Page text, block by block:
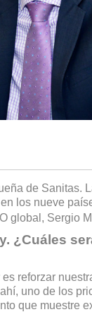
de Sanitas.
los nueve
global, Sergio
¿Cuáles
reforzar
uno de los
que muestre